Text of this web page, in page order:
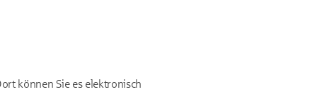
können Sie es elektronisch